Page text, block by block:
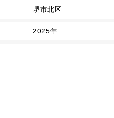
堺市北区
2025年